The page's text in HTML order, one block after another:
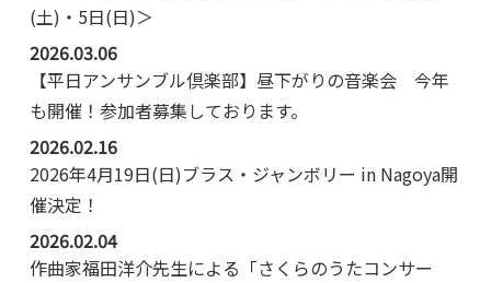
(土)・5日(日)＞
2026.03.06
【平日アンサンブル倶楽部】昼下がりの音楽会 今年
も開催！参加者募集しております。
2026.02.16
2026年4月19日(日)ブラス・ジャンボリー in Nagoya開
催決定！
2026.02.04
作曲家福田洋介先生による「さくらのうたコンサー